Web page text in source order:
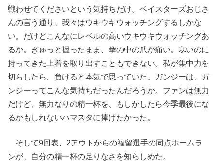
戦わせてくださいという気持ちだけ。ベイスターズおじさ
んの言う通り、我々はウキウキウォッチングするしかな
い。だけどこんなにレベルの高いウキウキウォッチングあ
るか。ぎゅっと握ったまま、拳の中の爪が痛い。寒いのに
持ってきた上着を取り出すこともできない。私が集中力を
切らしたら、負けると本気で思っていた。ガンジーは、ガ
ンジーってこんな気持ちだったんだろうか。ファンは無力
だけど、無力なりの精一杯を、もしかしたら今季最後にな
るかもしれないハマスタに捧げたかった。
そして9回表、2アウトからの福留選手の同点ホームラ
ンが、自分の精一杯の足りなさを知らしめた。